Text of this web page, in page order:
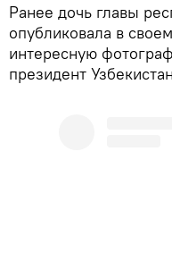
Ранее дочь главы
опубликовала в
интересную
президент